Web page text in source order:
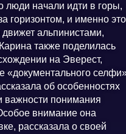
люди начали идти в горы,
горизонтом, и именно
альпинистами,
также поделилась
на Эверест,
«документального
об особенностях
важности понимания
внимание она
рассказала о своей